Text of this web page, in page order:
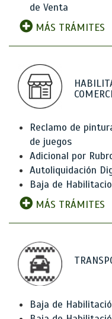
de Venta
MÁS TRÁMITES
Reclamo de
de juegos
Adicional por
Autoliquidación
Baja de
MÁS TRÁMITES
Baja de